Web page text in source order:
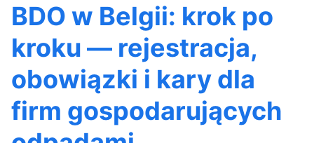
BDO w Belgii: krok po
kroku — rejestracja,
obowiązki i kary dla
firm gospodarujących